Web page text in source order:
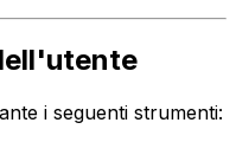
i seguenti strumenti: